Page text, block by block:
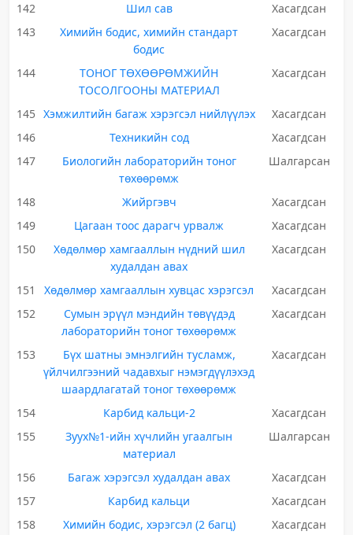
142 Шил сав
Хасагдсан
143
Химийн бодис, химийн стандарт
бодис
Хасагдсан
144
ТОНОГ ТӨХӨӨРӨМЖИЙН
ТОСОЛГООНЫ МАТЕРИАЛ
Хасагдсан
145 Хэмжилтийн багаж хэрэгсэл нийлүүлэх
Хасагдсан
146
Техникийн сод
Хасагдсан
147
Биологийн лабораторийн тоног
төхөөрөмж
Шалгарсан
148 Жийргэвч
Хасагдсан
149
Цагаан тоос дарагч урвалж
Хасагдсан
150
Хөдөлмөр хамгааллын нүдний шил
худалдан авах
Хасагдсан
151 Хөдөлмөр хамгааллын хувцас хэрэгсэл
Хасагдсан
152
Сумын эрүүл мэндийн төвүүдэд
лабораторийн тоног төхөөрөмж
Хасагдсан
153
Бүх шатны эмнэлгийн тусламж,
үйлчилгээний чадавхыг нэмэгдүүлэхэд
шаардлагатай тоног төхөөрөмж
Хасагдсан
154 Карбид кальци-2
Хасагдсан
155
Зуух№1-ийн хүчлийн угаалгын
материал
Шалгарсан
156 Багаж хэрэгсэл худалдан авах
Хасагдсан
157
Карбид кальци
Хасагдсан
158
Химийн бодис, хэрэгсэл (2 багц)
Хасагдсан